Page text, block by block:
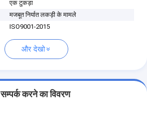
एक टुकड़ा
मजबूत निर्यात लकड़ी के मामले
ISO9001-2015
और देखो
सम्पर्क करने का विवरण